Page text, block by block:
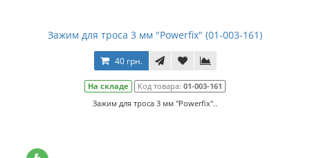
Зажим для троса 3 мм "Powerfix" (01-003-161)
40 грн.
На складе Код товара: 01-003-161
Зажим для троса 3 мм "Powerfix"..